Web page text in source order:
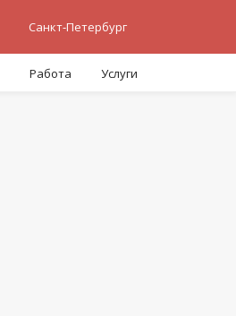
Санкт-Петербург
Работа Услуги